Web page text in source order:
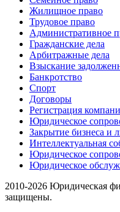
Жилищное право
Трудовое право
Административное
Гражданские дела
Арбитражные дела
Взыскание
Банкротство
Спорт
Договоры
Регистрация
Юридическое
Закрытие бизнеса и
Интеллектуальная
Юридическое
Юридическое
2010-2026 Юридическая
защищены.